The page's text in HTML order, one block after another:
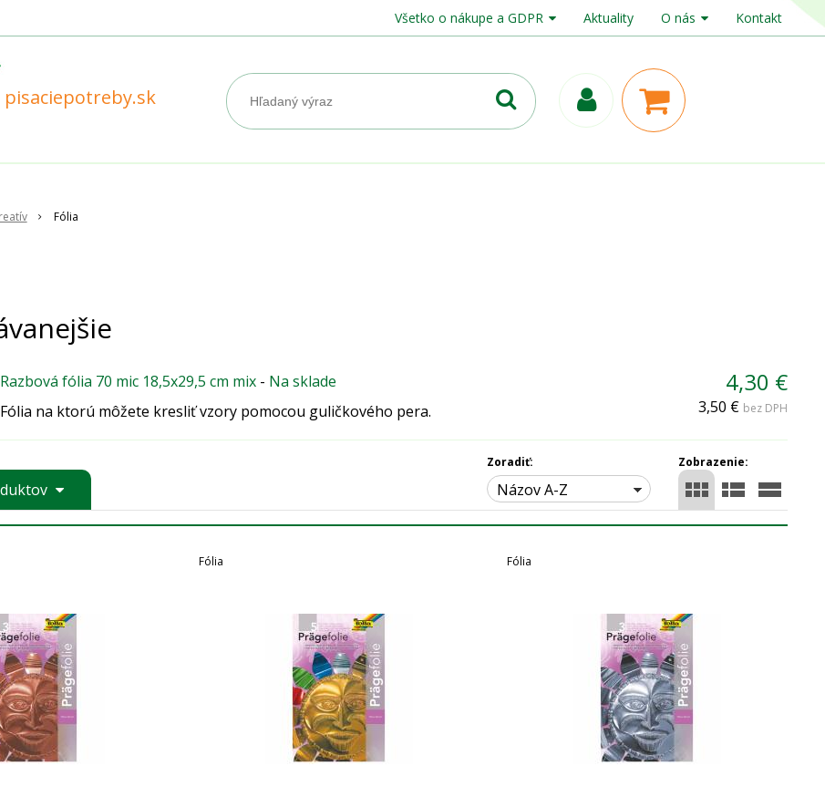
pisaciepotreby.sk
Všetko o nákupe a GDPR Aktuality O nás Kontakt
Fólia
Razbová fólia 70 mic 18,5x29,5 cm mix- Na sklade
Fólia na ktorú môžete kresliť vzory pomocou guličkového pera.
4,30 €
3,50 € bez DPH
Zobrazenie:
Zoradiť:
Názov A-Z
Fólia Fólia